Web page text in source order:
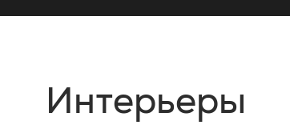
Интерьеры